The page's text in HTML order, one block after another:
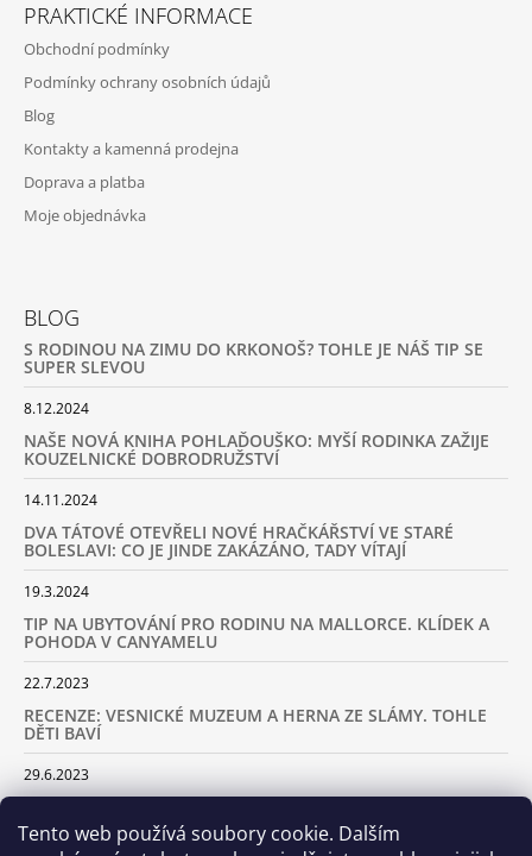
Tento web používá soubory cookie. Dalším
PRAKTICKÉ INFORMACE
Obchodní podmínky
Podmínky ochrany osobních údajů
Blog
Kontakty a kamenná prodejna
Doprava a platba
Moje objednávka
BLOG
S RODINOU NA ZIMU DO KRKONOŠ? TOHLE JE NÁŠ TIP SE
SUPER SLEVOU
8.12.2024
NAŠE NOVÁ KNIHA POHLAĎOUŠKO: MYŠÍ RODINKA ZAŽIJE
KOUZELNICKÉ DOBRODRUŽSTVÍ
14.11.2024
DVA TÁTOVÉ OTEVŘELI NOVÉ HRAČKÁŘSTVÍ VE STARÉ
BOLESLAVI: CO JE JINDE ZAKÁZÁNO, TADY VÍTAJÍ
19.3.2024
TIP NA UBYTOVÁNÍ PRO RODINU NA MALLORCE. KLÍDEK A
POHODA V CANYAMELU
22.7.2023
RECENZE: VESNICKÉ MUZEUM A HERNA ZE SLÁMY. TOHLE
DĚTI BAVÍ
29.6.2023
KOLIK VÁS TO BUDE STÁT